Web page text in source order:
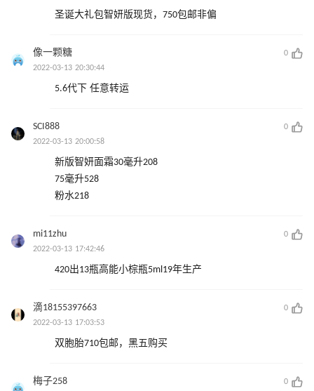
圣诞大礼包智妍版现货，750包邮非偏
像一颗糖
0
2022-03-13 20:30:44
5.6代下 任意转运
SCI888
0
2022-03-13 20:00:58
新版智妍面霜30毫升208
75毫升528
粉水218
mi11zhu
0
2022-03-13 17:42:46
420出13瓶高能小棕瓶5ml19年生产
滴18155397663
0
2022-03-13 17:03:53
双胞胎710包邮，黑五购买
梅子258
0